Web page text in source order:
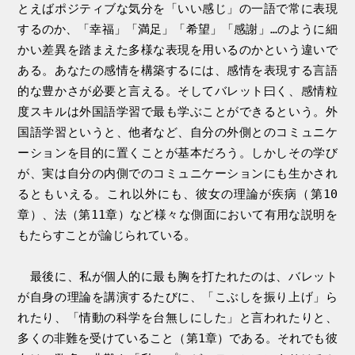
とえばポジティブな気分を「いい感じ」の一語で常に表現
するのか、「幸福」「満足」「希望」「感謝」…のように細
かい差異を踏まえた多様な表現を用いるのかという違いで
ある。あなたの感情を構築するには、感情を表現する言語
的な豊かさが必要と言える。そしてバレット曰く、感情粒
度スキルは外国語学習で最も学ぶことができるという。外
国語学習というと、他者など、自分の外側とのコミュニケ
ーションを目的に置くことが基本だろう。しかしその学び
が、実は自分の内側でのコミュニケーションにも生かされ
るともいえる。これ以外にも、彼女の理論が疾病（第10
章）、法（第11章）など様々な側面において有用な説明を
もたらすことが論じられている。
最後に、私が個人的に最も胸を打たれたのは、バレット
が自身の理論を講演するたびに、「こぶしを振り上げ」ら
れたり、「情動の科学を台無しにした」と言われたりと、
多くの非難を受けていること（第1章）である。それでも彼